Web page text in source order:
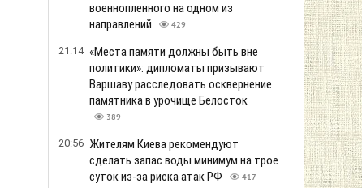
военнопленного на одном из
направлений
429
21:14 «Места памяти должны быть вне
политики»: дипломаты призывают
Варшаву расследовать осквернение
памятника в урочище Белосток
389
20:56 Жителям Киева рекомендуют
сделать запас воды минимум на трое
суток из-за риска атак РФ
417